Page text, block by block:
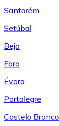
Santarém
Setúbal
Beja
Faro
Évora
Portalegre
Castelo Branco